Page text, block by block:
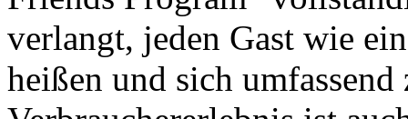
verlangt, jeden Gast wie
heißen und sich umfassend